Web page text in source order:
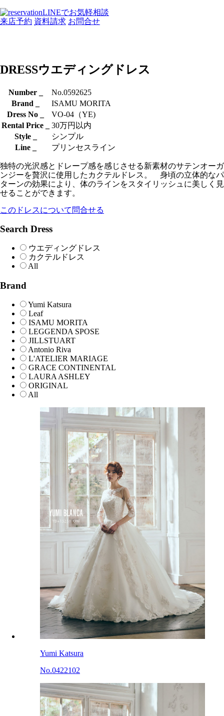
LINEでお気軽相談
来店予約 資料請求 お問合せ
DRESSウエディングドレス
Number _
No.0592625
Brand _
ISAMU MORITA
Dress No _
VO-04（YE)
Rental Price _
30万円以内
Style _
シンプル
Line _
プリンセスライン
独特の光沢感とドレープ感を感じさせる新素材のサテンオーガ
ンジーを贅沢に使用したカクテルドレス。 身頃の立体的なパ
ターンの効果により、体のラインをスタイリッシュに美しく見
せることができます。
このドレスについて問合せる
Search Dress
ウエディングドレス
カクテルドレス
All
Brand
Yumi Katsura
Leaf
ISAMU MORITA
LEGGENDA SPOSE
JILLSTUART
Antonio Riva
L'ATELIER MARIAGE
GRACE CONTINENTAL
LAURA ASHLEY
ORIGINAL
All
Yumi Katsura
No.0422102